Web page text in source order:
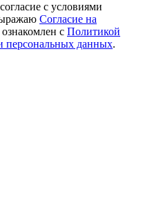
с условиями
Согласие на
ознакомлен с Политикой
персональных данных.